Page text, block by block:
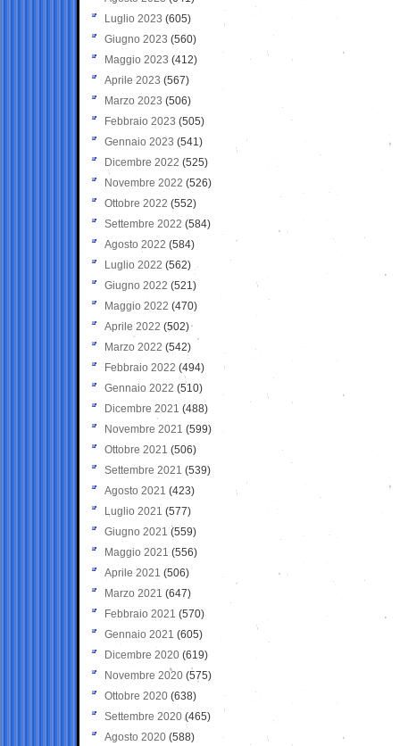
Luglio 2023 (605)
Giugno 2023 (560)
Maggio 2023 (412)
Aprile 2023 (567)
Marzo 2023 (506)
Febbraio 2023 (505)
Gennaio 2023 (541)
Dicembre 2022 (525)
Novembre 2022 (526)
Ottobre 2022 (552)
Settembre 2022 (584)
Agosto 2022 (584)
Luglio 2022 (562)
Giugno 2022 (521)
Maggio 2022 (470)
Aprile 2022 (502)
Marzo 2022 (542)
Febbraio 2022 (494)
Gennaio 2022 (510)
Dicembre 2021 (488)
Novembre 2021 (599)
Ottobre 2021 (506)
Settembre 2021 (539)
Agosto 2021 (423)
Luglio 2021 (577)
Giugno 2021(559)
Maggio 2021 (556)
Aprile 2021 (506)
Marzo 2021 (647)
Febbraio 2021 (570)
Gennaio 2021 (605)
Dicembre 2020 (619)
Novembre 2020 (575)
Ottobre 2020 (638)
Settembre 2020(465)
Agosto 2020 (588)